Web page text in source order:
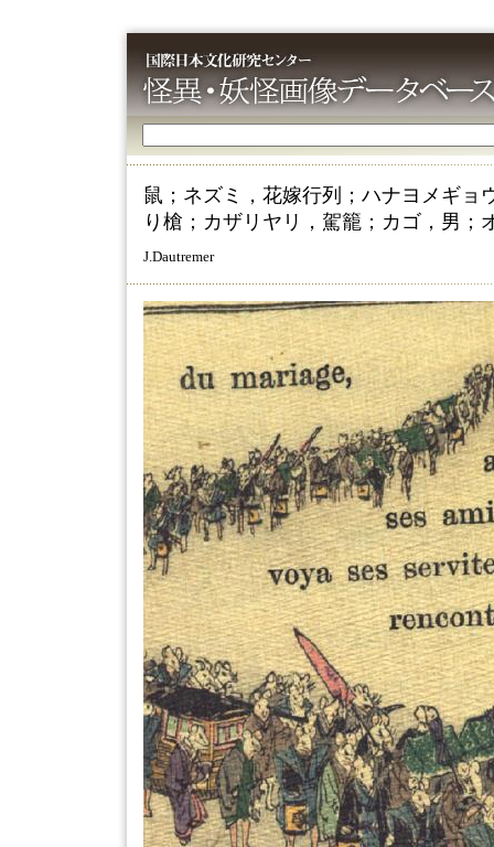
鼠；ネズミ，花嫁行列；ハナヨメギョ
り槍；カザリヤリ，駕籠；カゴ，男；
J.Dautremer